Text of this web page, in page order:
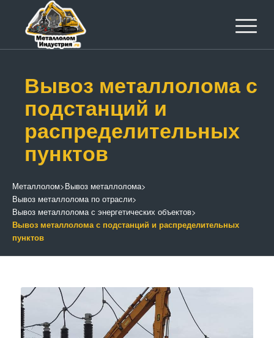
Вывоз металлолома с
подстанций и
распределительных
пунктов
Металлолом>Вывоз металлолома>
Вывоз металлолома по отрасли>
Вывоз металлолома с энергетических объектов>
Вывоз металлолома с подстанций и распределительных
пунктов